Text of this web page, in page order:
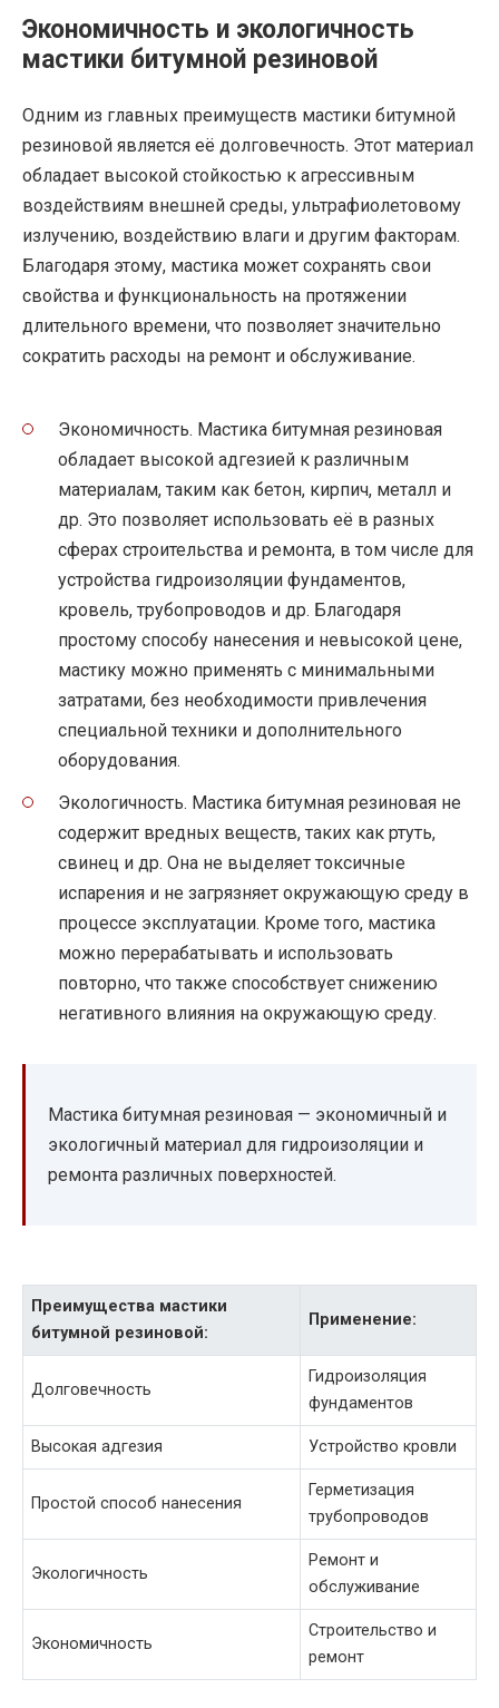
Экономичность и экологичность
мастики битумной резиновой
Одним из главных преимуществ мастики битумной
резиновой является её долговечность. Этот материал
обладает высокой стойкостью к агрессивным
воздействиям внешней среды, ультрафиолетовому
излучению, воздействию влаги и другим факторам.
Благодаря этому, мастика может сохранять свои
свойства и функциональность на протяжении
длительного времени, что позволяет значительно
сократить расходы на ремонт и обслуживание.
Экономичность. Мастика битумная резиновая
обладает высокой адгезией к различным
материалам, таким как бетон, кирпич, металл и
др. Это позволяет использовать её в разных
сферах строительства и ремонта, в том числе для
устройства гидроизоляции фундаментов,
кровель, трубопроводов и др. Благодаря
простому способу нанесения и невысокой цене,
мастику можно применять с минимальными
затратами, без необходимости привлечения
специальной техники и дополнительного
оборудования.
Экологичность. Мастика битумная резиновая не
содержит вредных веществ, таких как ртуть,
свинец и др. Она не выделяет токсичные
испарения и не загрязняет окружающую среду в
процессе эксплуатации. Кроме того, мастика
можно перерабатывать и использовать
повторно, что также способствует снижению
негативного влияния на окружающую среду.
Мастика битумная резиновая — экономичный и
экологичный материал для гидроизоляции и
ремонта различных поверхностей.
Преимущества мастики
битумной резиновой:
Применение:
Долговечность
Гидроизоляция
фундаментов
Высокая адгезия Устройство кровли
Простой способ нанесения
Герметизация
трубопроводов
Экологичность
Ремонт и
обслуживание
Экономичность
Строительство и
ремонт